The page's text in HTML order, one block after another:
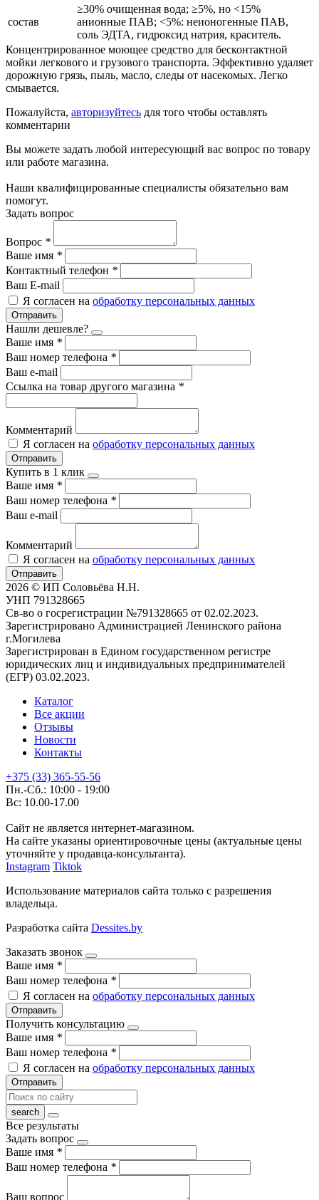
состав
≥30% очищенная вода; ≥5%, но <15%
анионные ПАВ; <5%: неионогенные ПАВ,
соль ЭДТА, гидроксид натрия, краситель.
Концентрированное моющее средство для бесконтактной
мойки легкового и грузового транспорта. Эффективно удаляет
дорожную грязь, пыль, масло, следы от насекомых. Легко
смывается.
Пожалуйста, авторизуйтесь для того чтобы оставлять
комментарии
Вы можете задать любой интересующий вас вопрос по товару
или работе магазина.
Наши квалифицированные специалисты обязательно вам
помогут.
Задать вопрос
Вопрос *
Ваше имя *
Контактный телефон *
Ваш E-mail
Я согласен на обработку персональных данных
Отправить
Нашли дешевле?
Ваше имя *
Ваш номер телефона *
Ваш e-mail
Ссылка на товар другого магазина *
Комментарий
Я согласен на обработку персональных данных
Отправить
Купить в 1 клик
Ваше имя *
Ваш номер телефона *
Ваш e-mail
Комментарий
Я согласен на обработку персональных данных
Отправить
2026 © ИП Соловьёва Н.Н.
УНП 791328665
Св-во о госрегистрации №791328665 от 02.02.2023.
Зарегистрировано Администрацией Ленинского района
г.Могилева
Зарегистрирован в Едином государственном регистре
юридических лиц и индивидуальных предпринимателей
(ЕГР) 03.02.2023.
Каталог
Все акции
Отзывы
Новости
Контакты
+375 (33) 365-55-56
Пн.-Сб.: 10:00 - 19:00
Вс: 10.00-17.00
Сайт не является интернет-магазином.
На сайте указаны ориентировочные цены (актуальные цены
уточняйте у продавца-консультанта).
Instagram Tiktok
Использование материалов сайта только с разрешения
владельца.
Разработка сайта Dessites.by
Заказать звонок
Ваше имя *
Ваш номер телефона *
Я согласен на обработку персональных данных
Отправить
Получить консультацию
Ваше имя *
Ваш номер телефона *
Я согласен на обработку персональных данных
Отправить
Все результаты
Задать вопрос
Ваше имя *
Ваш номер телефона *
Ваш вопрос